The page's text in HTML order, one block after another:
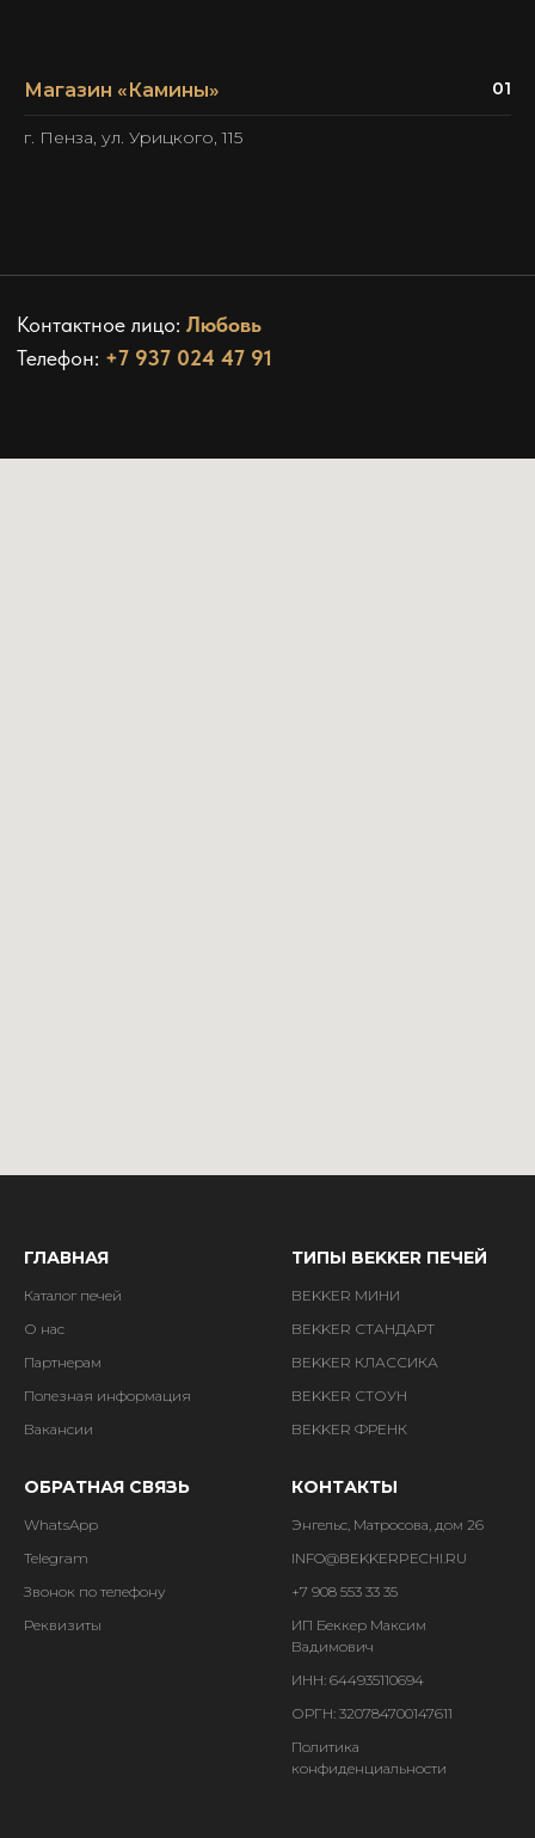
Магазин «Камины» 01
г. Пенза, ул. Урицкого, 115
ГЛАВНАЯ
Каталог печей
О нас
Партнерам
Полезная информация
Вакансии
ТИПЫ BEKKER ПЕЧЕЙ
BEKKER МИНИ
BEKKER СТАНДАРТ
BEKKER КЛАССИКА
BEKKER СТОУН
BEKKER ФРЕНК
ОБРАТНАЯ СВЯЗЬ
WhatsApp
Telegram
Звонок по телефону
Реквизиты
КОНТАКТЫ
Энгельс, Матросова, дом 26
INFO@BEKKERPECHI.RU
+7 908 553 33 35
ИП Беккер Максим
Вадимович
ИНН: 644935110694
ОРГН: 320784700147611
Политика
конфиденциальности